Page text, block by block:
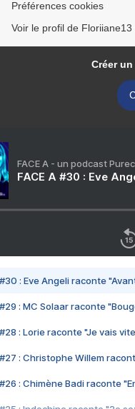
Préférences cookies
Voir le profil de
Créer
FACE A - un podcast
FACE A #30 : Eve
#30 : Eve Angeli raconte
#29 : MC Solaar raconte
#28 : Lorie raconte "Je vais
#27 : Christophe Willem
#26 : Chimène Badi raconte